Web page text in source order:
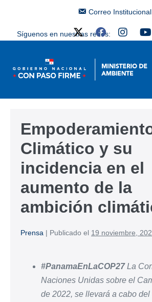
Correo Institucional
Síguenos en nuestras redes:
Climático y su
incidencia en el
aumento de la
ambición
Prensa | Publicado el 19 noviembre,
#PanamaEnLaCOP27La
Naciones Unidas sobre el
de 2022, se llevará a cabo del